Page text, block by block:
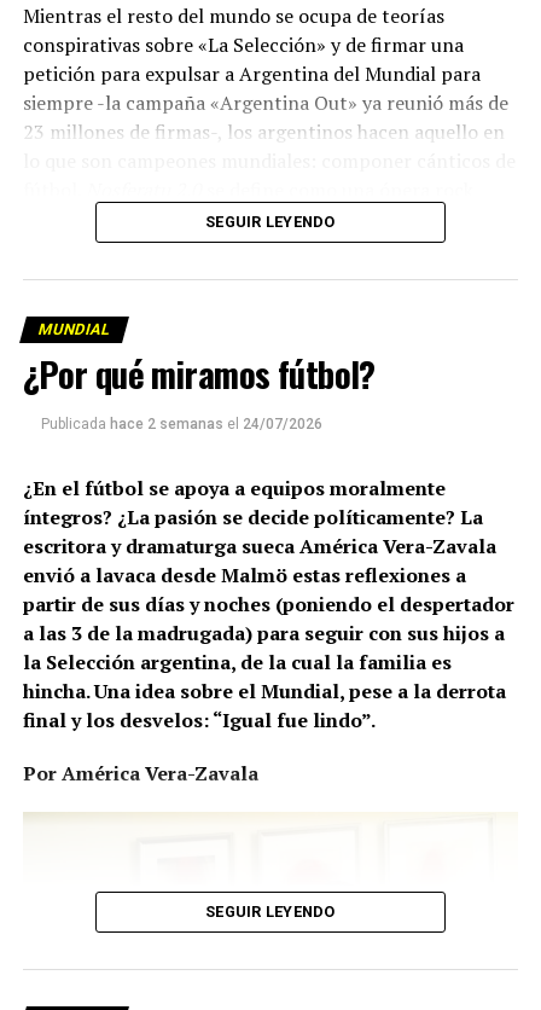
Mientras el resto del mundo se ocupa de teorías
conspirativas sobre «La Selección» y de firmar una
petición para expulsar a Argentina del Mundial para
siempre -la campaña «Argentina Out» ya reunió más de
23 millones de firmas-, los argentinos hacen aquello en
villera y está dedicada al presidente de la FIFA, Gianni
Infantino. Una de sus frases dice:
y se lo diste a los ricos
Cuando leo sobre la propuesta de poner a la venta los
torneos de fútbol, ​​acudo a mi estantería y saco el libro
de portada rosa de Erik Niva, el periodista de fútbol más
destacado de Suecia. Busco la sección dedicada a Eric
Cantona y leo la historia de aquel futbolista que, tras su
primer entrenamiento con su nuevo club-el Manchester
United- le pidió a su entrenador que le prestara dos
jugadores.
Cantona hizo historia en el fútbol. Infantino también
está haciendo historia.
SEGUIR LEYENDO
MUNDIAL
¿Por qué miramos fútbol?
Publicada hace 2 semanas el 24/07/2026
¿En el fútbol se apoya a equipos moralmente
íntegros? ¿La pasión se decide políticamente? La
escritora y dramaturga sueca América Vera-Zavala
envió a lavaca desde Malmö estas reflexiones a
partir de sus días y noches (poniendo el despertador
a las 3 de la madrugada) para seguir con sus hijos a
la Selección argentina, de la cual la familia es
hincha. Una idea sobre el Mundial, pese a la derrota
final y los desvelos: “Igual fue lindo”.
Por América Vera-Zavala
SEGUIR LEYENDO